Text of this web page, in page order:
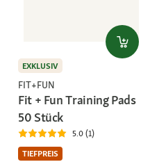
EXKLUSIV
FIT+FUN
Fit + Fun Training Pads
50 Stück
5.0 (1)
TIEFPREIS